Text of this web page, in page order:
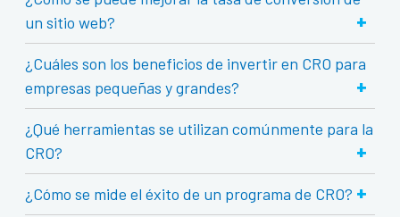
un sitio web?
+
¿Cuáles son los beneficios de invertir en CRO para
empresas pequeñas y grandes?
+
¿Qué herramientas se utilizan comúnmente para la
CRO?
+
¿Cómo se mide el éxito de un programa de CRO? +